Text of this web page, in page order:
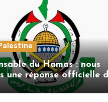
du Hamas : nous
une réponse officielle
concernant la feuille de
deuxième phase de